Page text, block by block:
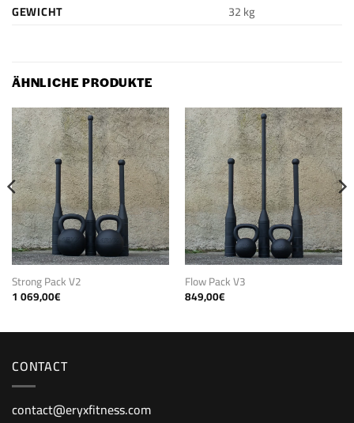
GEWICHT 32 kg
ÄHNLICHE PRODUKTE
Strong Pack V2
1 069,00€
Flow Pack V3
849,00€
CONTACT
contact@eryxfitness.com